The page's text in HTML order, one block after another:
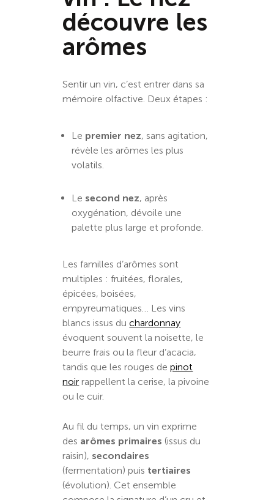
découvre les
arômes
Sentir un vin, c’est entrer dans sa
mémoire olfactive. Deux étapes :
Le premier nez, sans agitation,
révèle les arômes les plus
volatils.
Le second nez, après
oxygénation, dévoile une
palette plus large et profonde.
Les familles d’arômes sont
multiples : fruitées, florales,
épicées, boisées,
empyreumatiques… Les vins
blancs issus duchardonnay
évoquent souvent la noisette, le
beurre frais ou la fleur d’acacia,
tandis que les rouges depinot
noir rappellent la cerise, la pivoine
ou le cuir.
Au fil du temps, un vin exprime
des arômes primaires (issus du
raisin), secondaires
(fermentation) puis tertiaires
(évolution). Cet ensemble